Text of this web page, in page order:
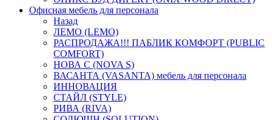
Офисная мебель для персонала
Назад
ЛЕМО (LEMO)
РАСПРОДАЖА!!! ПАБЛИК КОМФОРТ (PUBLIC
COMFORT)
НОВА С (NOVA S)
ВАСАНТА (VASANTA) мебель для персонала
ИННОВАЦИЯ
СТАЙЛ (STYLE)
РИВА (RIVA)